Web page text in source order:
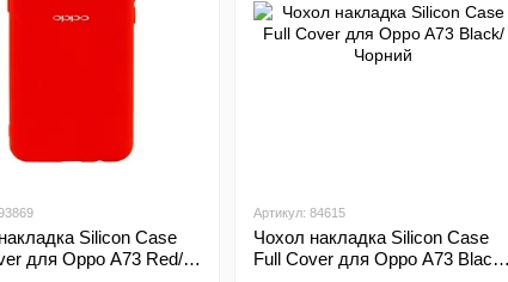
Silicon Case
для Oppo A73 Red/
Артикул: 84615
Чохол накладка Silicon Case
Full Cover для Oppo A73 Black/